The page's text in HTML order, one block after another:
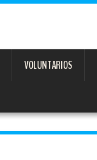
VOLUNTARIOS